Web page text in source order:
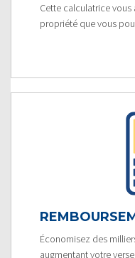
Cette calculatrice
propriété que vous
Économisez des
augmentant votre